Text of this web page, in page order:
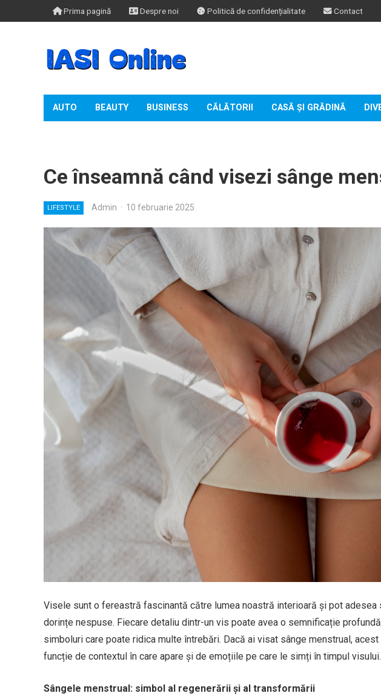
Prima pagină Despre noi Politică de confidențialitate Contact
AUTO BEAUTY BUSINESS CĂLĂTORII CASĂ ȘI GRĂDINĂ
Ce înseamnă când visezi sânge
LIFESTYLE Admin · 10 februarie 2025
Visele sunt o fereastră fascinantă către lumea noastră interioară și pot
dorințe nespuse. Fiecare detaliu dintr-un vis poate avea o semnificație
simboluri care poate ridica multe întrebări. Dacă ai visat sânge menstrual,
funcție de contextul în care apare și de emoțiile pe care le simți în timpul visului.
Sângele menstrual: simbol al regenerării și al transformării